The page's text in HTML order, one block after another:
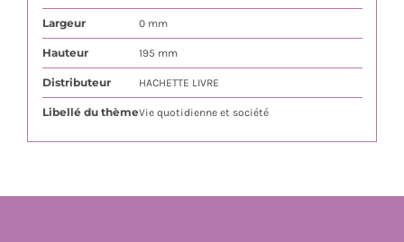
Largeur 0 mm
Hauteur 195 mm
Distributeur HACHETTE LIVRE
Libellé du thèmeVie quotidienne et société